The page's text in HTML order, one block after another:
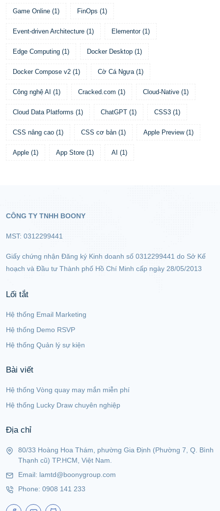
Game Online (1 ) FinOps (1 )
Event-driven Architecture (1 ) Elementor (1 )
Edge Computing (1 ) Docker Desktop (1 )
Docker Compose v2 (1 ) Cờ Cá Ngựa (1 )
Công nghệ AI (1 ) Cracked.com (1 ) Cloud-Native (1 )
Cloud Data Platforms (1 ) ChatGPT (1 ) CSS3 (1 )
CSS nâng cao (1 ) CSS cơ bản (1 ) Apple Preview (1 )
Apple (1 ) App Store (1 ) AI (1 )
CÔNG TY TNHH BOONY
MST: 0312299441
Giấy chứng nhận Đăng ký Kinh doanh số 0312299441 do Sở Kế
hoạch và Đầu tư Thành phố Hồ Chí Minh cấp ngày 28/05/2013
Lối tắt
Hệ thống Email Marketing
Hệ thống Demo RSVP
Hệ thống Quản lý sự kiện
Bài viết
Hệ thống Vòng quay may mắn miễn phí
Hệ thống Lucky Draw chuyên nghiệp
Địa chỉ
80/33 Hoàng Hoa Thám, phường Gia Định (Phường 7, Q. Bình
Thạnh cũ) TP.HCM, Việt Nam.
Email: lamtd@boonygroup.com
Phone: 0908 141 233